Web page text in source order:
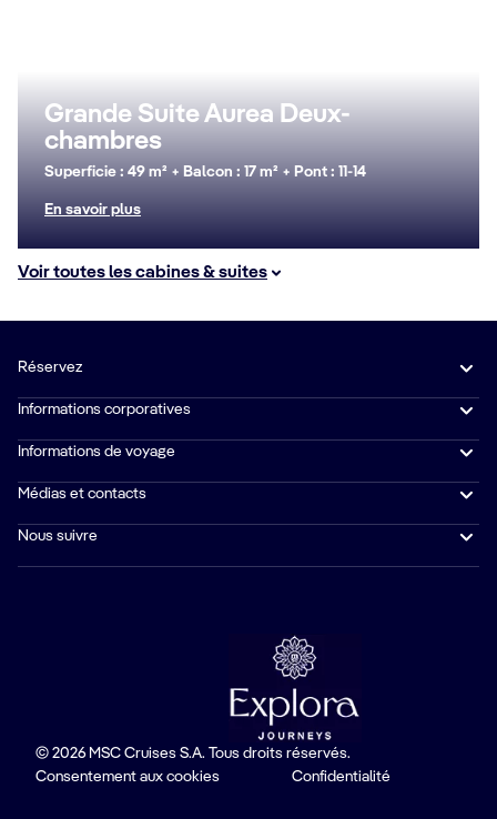
Grande Suite Aurea Deux-
chambres
Superficie : 49 m² + Balcon : 17 m² + Pont : 11-14
En savoir plus
Voir toutes les cabines & suites
Réservez
Informations corporatives
Informations de voyage
Médias et contacts
Nous suivre
© 2026 MSC Cruises S.A. Tous droits réservés.
Consentement aux cookies
Confidentialité